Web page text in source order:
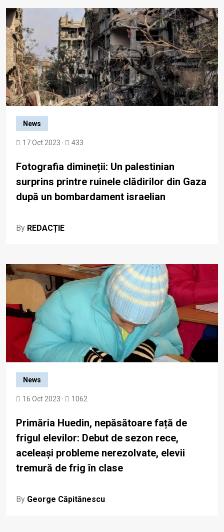
News
17 Oct 2023 · 433
Fotografia dimineții: Un palestinian
surprins printre ruinele clădirilor din Gaza
după un bombardament israelian
By REDACȚIE
News
16 Oct 2023 · 1062
Primăria Huedin, nepăsătoare față de
frigul elevilor: Debut de sezon rece,
aceleași probleme nerezolvate, elevii
tremură de frig în clase
By George Căpitănescu